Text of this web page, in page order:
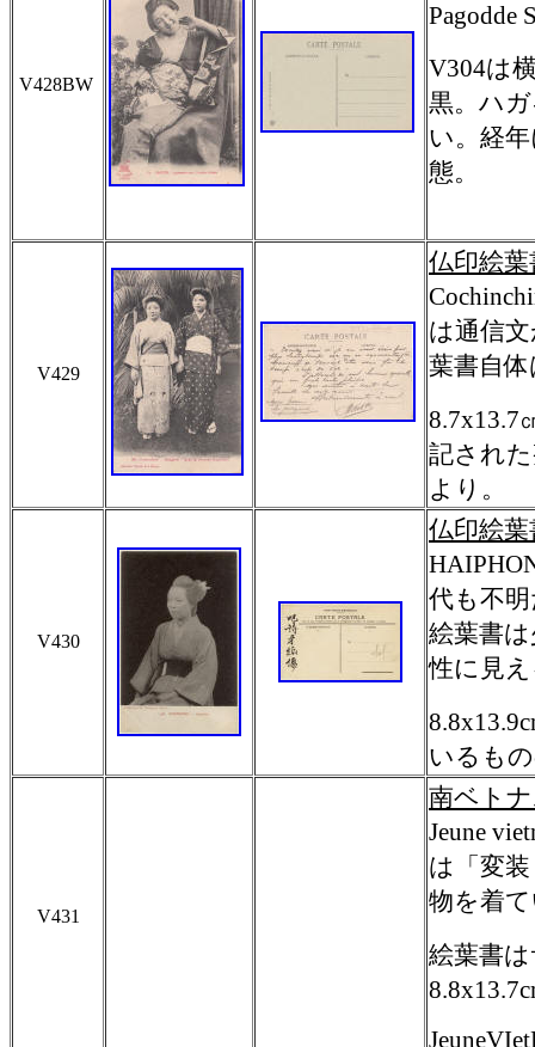
V428BW
Pagodde
V304は
黒。ハ
い。経
態。
V429
仏印絵
は通信
葉書自
8.7x13.7
記され
より。
V430
仏印絵
代も不
絵葉書
性に見
いるも
V431
南ベト
Jeune
は「変
物を着
絵葉書